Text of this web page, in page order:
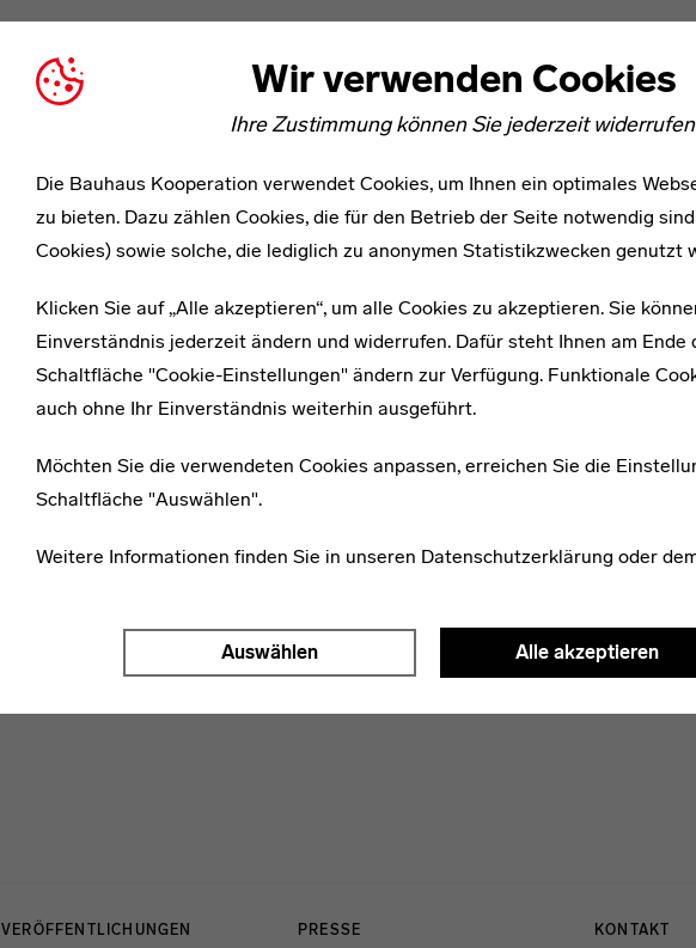
Wir verwenden Cookies
Ihre Zustimmung können Sie jederzeit
Die Bauhaus Kooperation verwendet Cookies, um Ihnen ein optimales
zu bieten. Dazu zählen Cookies, die für den Betrieb der Seite notwendig
Cookies) sowie solche, die lediglich zu anonymen Statistikzwecken genutzt
Klicken Sie auf „Alle akzeptieren“, um alle Cookies zu akzeptieren. Sie
Einverständnis jederzeit ändern und widerrufen. Dafür steht Ihnen am Ende
Schaltfläche "Cookie-Einstellungen" ändern zur Verfügung. Funktionale
auch ohne Ihr Einverständnis weiterhin ausgeführt.
Möchten Sie die verwendeten Cookies anpassen, erreichen Sie die
Schaltfläche "Auswählen".
Weitere Informationen finden Sie in unseren Datenschutzerklärung oder
Auswählen Alle akzeptieren
Gertrud Meyer-Haeckel
VERÖFFENTLICHUNGEN PRESSE KONTAKT